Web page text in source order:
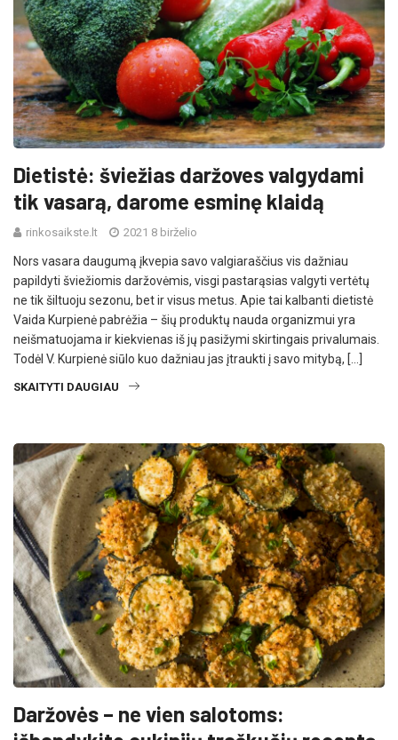
Dietistė: šviežias daržoves valgydami
tik vasarą, darome esminę klaidą
rinkosaikste.lt 2021 8 birželio
Nors vasara daugumą įkvepia savo valgiaraščius vis dažniau
papildyti šviežiomis daržovėmis, visgi pastarąsias valgyti vertėtų
ne tik šiltuoju sezonu, bet ir visus metus. Apie tai kalbanti dietistė
Vaida Kurpienė pabrėžia – šių produktų nauda organizmui yra
neišmatuojama ir kiekvienas iš jų pasižymi skirtingais privalumais.
Todėl V. Kurpienė siūlo kuo dažniau jas įtraukti į savo mitybą, […]
SKAITYTI DAUGIAU
Daržovės – ne vien salotoms: